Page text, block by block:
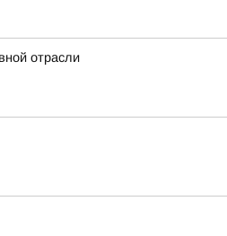
отрасли